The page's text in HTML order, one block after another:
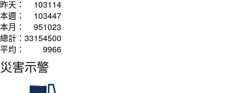
昨天：
103114
本週：
103447
本月：
951023
總計： 33154500
平均：
9966
災害示警